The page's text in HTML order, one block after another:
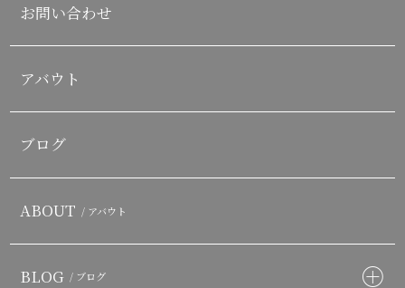
お問い合わせ
アバウト
ブログ
ABOUT / アバウト
BLOG / ブログ